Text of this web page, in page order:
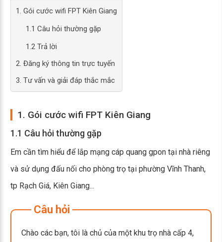
1. Gói cước wifi FPT Kiên Giang
1.1 Câu hỏi thường gặp
1.2 Trả lời
2. Đăng ký thông tin trực tuyến
3. Tư vấn và giải đáp thắc mắc
1. Gói cước wifi FPT Kiên Giang
1.1 Câu hỏi thường gặp
Em cần tìm hiểu để lắp mạng cáp quang gpon tại nhà riêng
và sử dụng đấu nối cho phòng trọ tại phường Vĩnh Thanh,
tp Rạch Giá, Kiên Giang...
Câu hỏi
Chào các bạn, tôi là chủ của một khu trọ nhà cấp 4,